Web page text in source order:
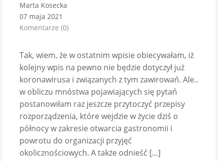
Marta Kosecka
07 maja 2021
Komentarze (0)
Tak, wiem, że w ostatnim wpisie obiecywałam, iż
kolejny wpis na pewno nie będzie dotyczył już
koronawirusa i związanych z tym zawirowań. Ale..
w obliczu mnóstwa pojawiających się pytań
postanowiłam raz jeszcze przytoczyć przepisy
rozporządzenia, które wejdzie w życie dziś o
północy w zakresie otwarcia gastronomii i
powrotu do organizacji przyjęć
okolicznościowych. A także odnieść […]